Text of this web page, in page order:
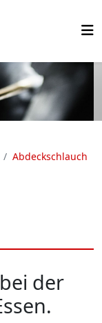
Abdeckschlauch
der